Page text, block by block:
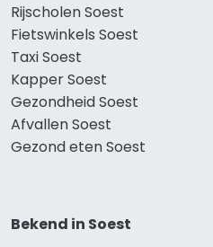
Rijscholen Soest
Fietswinkels Soest
Taxi Soest
Kapper Soest
Gezondheid Soest
Afvallen Soest
Gezond eten Soest
Bekend in Soest